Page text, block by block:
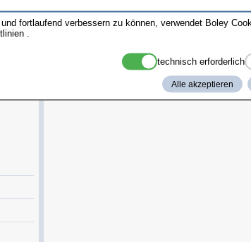
fortlaufend verbessern zu können, verwendet Boley
technisch erforderlich
Alle akzeptieren